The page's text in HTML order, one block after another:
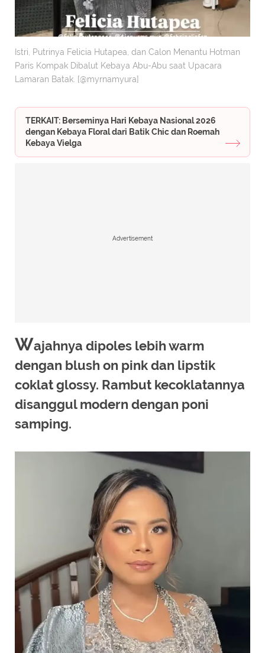
Istri, Putrinya Felicia Hutapea, dan Calon Menantu Hotman
Paris Kompak Dibalut Kebaya Abu-Abu saat Upacara
Lamaran Batak. [@myrnamyura]
TERKAIT: Berseminya Hari Kebaya Nasional 2026
dengan Kebaya Floral dari Batik Chic dan Roemah
Kebaya Vielga
Advertisement
Wajahnya dipoles lebih warm
dengan blush on pink dan lipstik
coklat glossy. Rambut kecoklatannya
disanggul modern dengan poni
samping.